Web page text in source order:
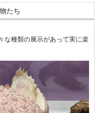
たち
な種類の展示があって実に楽